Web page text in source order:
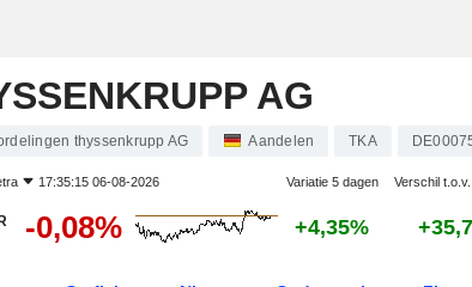
AG
thyssenkrupp AG Aandelen TKA
17:35:15 06-08-2026 Variatie 5 dagen Verschil
-0,08% +4,35%